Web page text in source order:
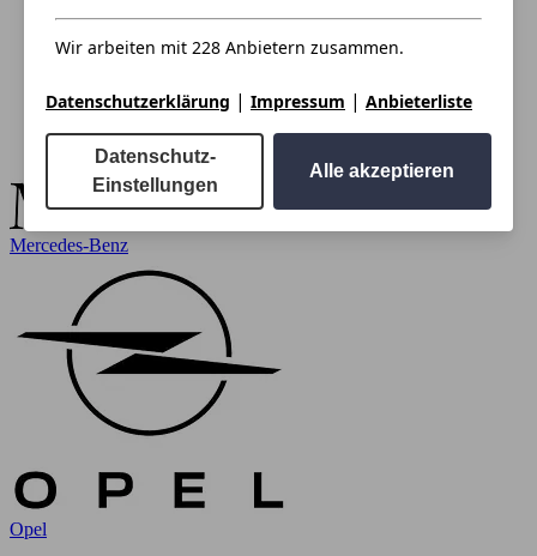
Mercedes-Benz
Opel
Wir arbeiten mit 228 Anbietern zusammen.
Datenschutzerklärung | Impressum | Anbieterliste
Datenschutz-
Einstellungen
Alle akzeptieren